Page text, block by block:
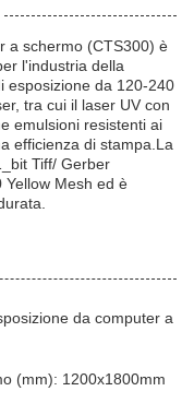
a schermo (CTS300) è
l'industria della
esposizione da 120-240
tra cui il laser UV con
emulsioni resistenti ai
efficienza di stampa.La
Tiff/ Gerber
Mesh ed è
da computer a
(mm): 1200x1800mm